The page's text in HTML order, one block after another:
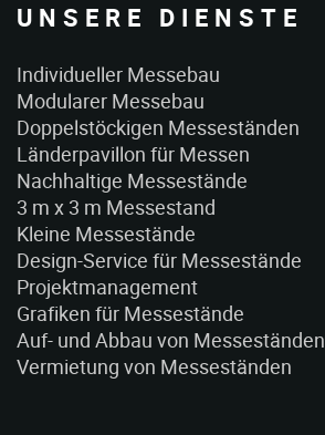
UNSERE DIENSTE
Individueller Messebau
Modularer Messebau
Doppelstöckigen Messeständen
Länderpavillon für Messen
Nachhaltige Messestände
3 m x 3 m Messestand
Kleine Messestände
Design-Service für Messestände
Projektmanagement
Grafiken für Messestände
Auf- und Abbau von Messeständen
Vermietung von Messeständen